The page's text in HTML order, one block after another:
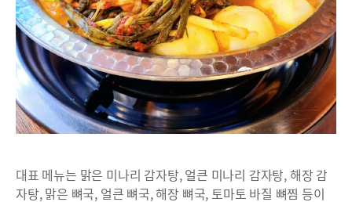
대표 메뉴는 맑은 미나리 감자탕, 얼큰 미나리 감자탕, 해장 감
자탕, 맑은 뼈국, 얼큰 뼈국, 해장 뼈국, 토마토 바질 뼈찜 등이